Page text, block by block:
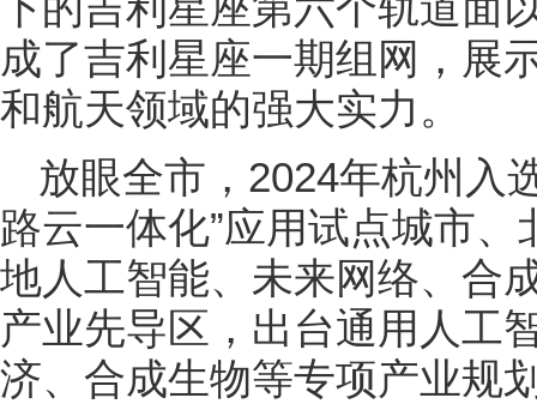
成了吉利星座一期组网，展
和航天领域的强大实力。
放眼全市，2024年杭州入
路云一体化”应用试点城市
地人工智能、未来网络、合
产业先导区，出台通用人工
济、合成生物等专项产业规